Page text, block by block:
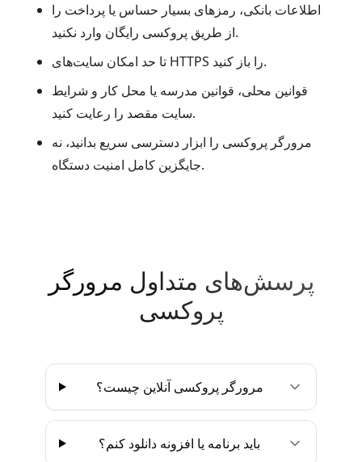
اطلاعات بانکی، رمزهای بسیار حساس یا پرداخت را
از طریق پروکسی رایگان وارد نکنید.
تا حد امکان سایت‌های HTTPS را باز کنید.
قوانین محلی، قوانین مدرسه یا محل کار و شرایط
سایت مقصد را رعایت کنید.
مرورگر پروکسی را ابزار دسترسی سریع بدانید، نه
جایگزین کامل امنیت دستگاه.
پرسش‌های متداول مرورگر
پروکسی
مرورگر پروکسی آنلاین چیست؟
باید برنامه یا افزونه دانلود کنم؟